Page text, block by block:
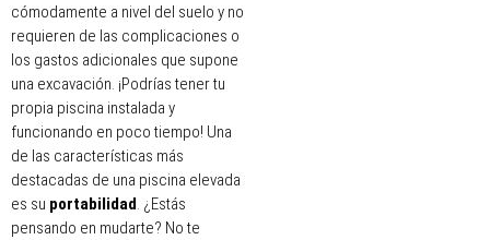
cómodamente a nivel del suelo y no
requieren de las complicaciones o
los gastos adicionales que supone
una excavación. ¡Podrías tener tu
propia piscina instalada y
funcionando en poco tiempo! Una
de las características más
destacadas de una piscina elevada
es su portabilidad. ¿Estás
pensando en mudarte? No te